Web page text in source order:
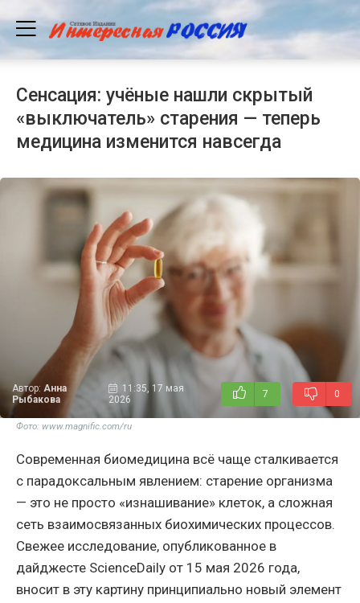
Сенсация: учёные нашли скрытый
«выключатель» старения — теперь
медицина изменится навсегда
Автор: Анна
Рыбакова
11:35, 17 мая
2026
7 0
Фото: www.magnific.com/ru
Современная биомедицина всё чаще сталкивается
с парадоксальным явлением: старение организма
— это не просто «изнашивание» клеток, а сложная
сеть взаимосвязанных биохимических процессов.
Свежее исследование, опубликованное в
дайджесте ScienceDaily от 15 мая 2026 года,
вносит в эту картину принципиально новый элемент